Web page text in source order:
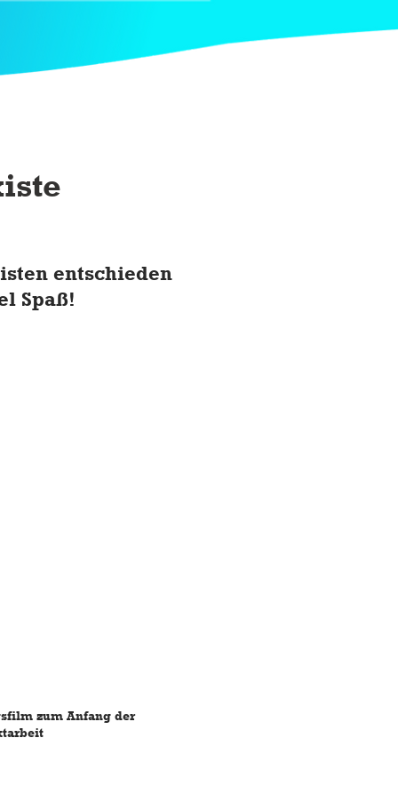
entschieden
Spaß!
zum Anfang der